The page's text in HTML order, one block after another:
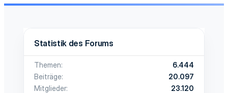
Statistik des Forums
Themen
6.444
Beiträge
20.097
Mitglieder
23.120